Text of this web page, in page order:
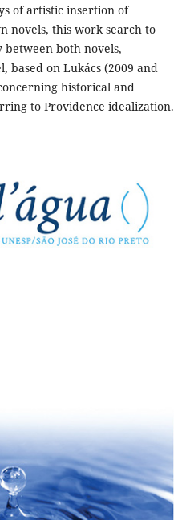
of artistic insertion of
novels, this work search to
both novels,
based on Lukács (2009 and
historical and
to Providence idealization.